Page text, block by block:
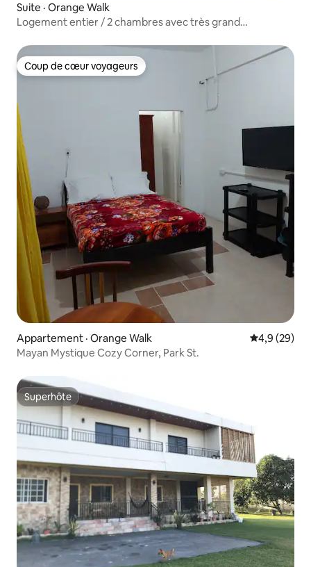
Suite · Orange Walk
Logement entier / 2 chambres avec très grand
Coup de cœur voyageurs
Coup de cœur voyageurs
Appartement · Orange Walk Note
4,9 (29)
Mayan Mystique Cozy Corner, Park St.
Superhôte
Superhôte